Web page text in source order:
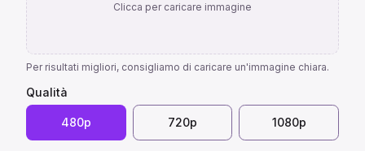
Clicca per caricare immagine
Per risultati migliori, consigliamo di caricare un'immagine chiara.
Qualità
480p 720p 1080p